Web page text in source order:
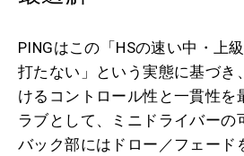
PINGはこの「HSの速い中・上
打たない」という実態に基づき
けるコントロール性と一貫性を
ラブとして、ミニドライバーの
バック部にはドロー／フェード